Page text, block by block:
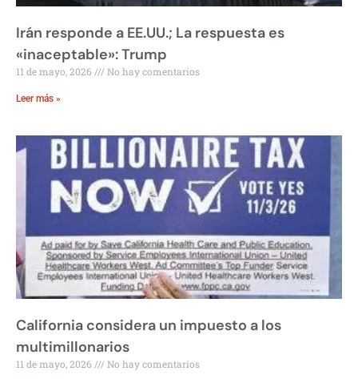
Irán responde a EE.UU.; La respuesta es
«inaceptable»: Trump
11 de mayo, 2026 No hay comentarios
Leer más »
California considera un impuesto a los
multimillonarios
11 de mayo, 2026 No hay comentarios